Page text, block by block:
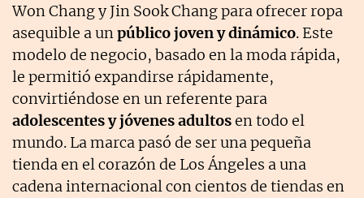
Won Chang y Jin Sook Chang para ofrecer ropa
asequible a unpúblico joven y dinámico. Este
modelo de negocio, basado en la moda rápida,
le permitió expandirse rápidamente,
convirtiéndose en un referente para
adolescentes y jóvenes adultosen todo el
mundo. La marca pasó de ser una pequeña
tienda en el corazón de Los Ángeles a una
cadena internacional con cientos de tiendas en